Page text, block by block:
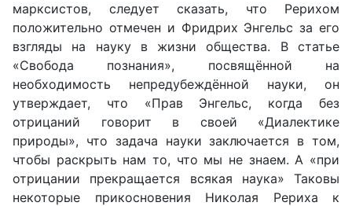
марксистов, следует сказать, что Рерихом
положительно отмечен и Фридрих Энгельс за его
взгляды на науку в жизни общества. В статье
«Свобода познания», посвящённой на
необходимость непредубеждённой науки, он
утверждает, что «Прав Энгельс, когда без
отрицаний говорит в своей «Диалектике
природы», что задача науки заключается в том,
чтобы раскрыть нам то, что мы не знаем. А «при
отрицании прекращается всякая наука» Таковы
некоторые прикосновения Николая Рериха к